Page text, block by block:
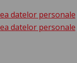
datelor personale
datelor personale